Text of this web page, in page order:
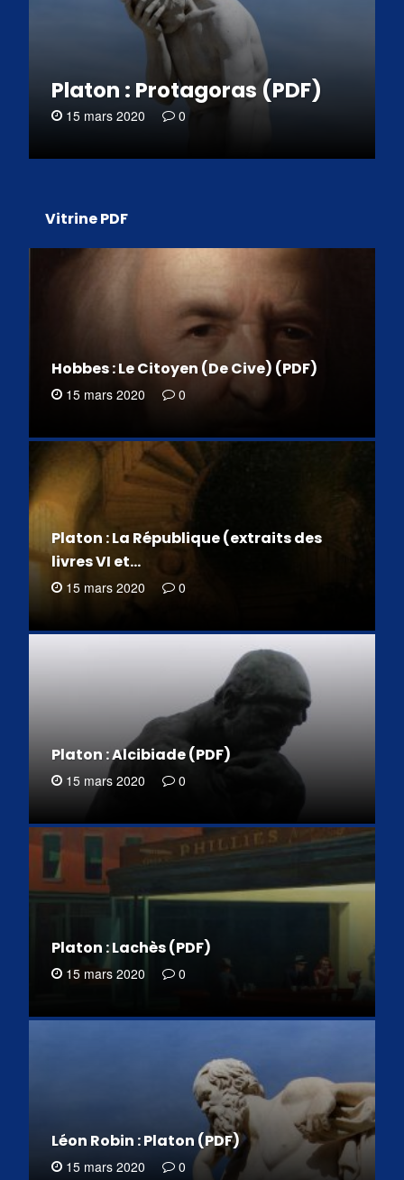
Platon : Protagoras (PDF)
15 mars 2020 0
Vitrine PDF
Hobbes : Le Citoyen (De Cive) (PDF)
15 mars 2020 0
Platon : La République (extraits des
livres VI et…
15 mars 2020 0
Platon : Alcibiade (PDF)
15 mars 2020 0
Platon : Lachès (PDF)
15 mars 2020 0
Léon Robin : Platon (PDF)
15 mars 2020 0